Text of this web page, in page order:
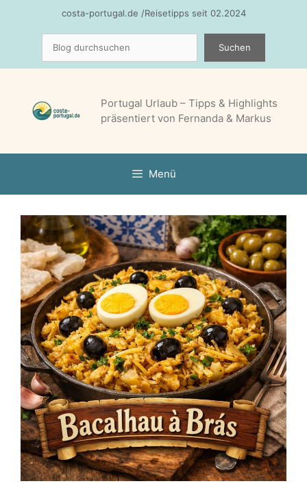
costa-portugal.de /Reisetipps seit 02.2024
Suchen
Portugal Urlaub – Tipps & Highlights
präsentiert von Fernanda & Markus
Menü